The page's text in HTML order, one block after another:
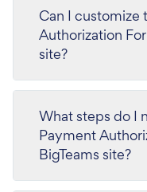
Can I customize
Authorization
site?
What steps do I
Payment
BigTeams site?